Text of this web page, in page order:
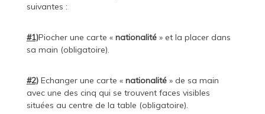
suivantes :
#1)Piocher une carte « nationalité» et la placer dans
sa main (obligatoire).
#2)Echanger une carte «nationalité» de sa main
avec une des cinq qui se trouvent faces visibles
situées au centre de la table (obligatoire).